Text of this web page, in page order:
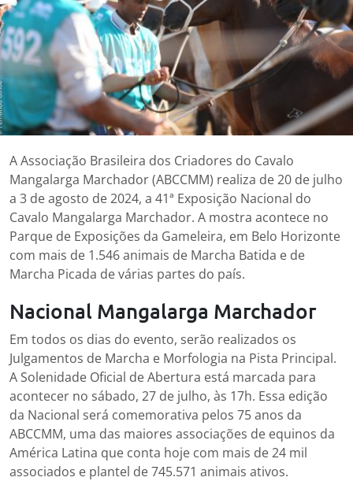
A Associação Brasileira dos Criadores do Cavalo
Mangalarga Marchador (ABCCMM) realiza de 20 de julho
a 3 de agosto de 2024, a 41ª Exposição Nacional do
Cavalo Mangalarga Marchador. A mostra acontece no
Parque de Exposições da Gameleira, em Belo Horizonte
com mais de 1.546 animais de Marcha Batida e de
Marcha Picada de várias partes do país.
Nacional Mangalarga Marchador
Em todos os dias do evento, serão realizados os
Julgamentos de Marcha e Morfologia na Pista Principal.
A Solenidade Oficial de Abertura está marcada para
acontecer no sábado, 27 de julho, às 17h. Essa edição
da Nacional será comemorativa pelos 75 anos da
ABCCMM, uma das maiores associações de equinos da
América Latina que conta hoje com mais de 24 mil
associados e plantel de 745.571 animais ativos.